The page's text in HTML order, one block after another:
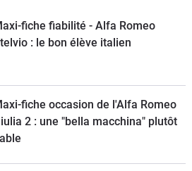
fiche fiabilité - Alfa Romeo
: le bon élève italien
fiche occasion de l'Alfa Romeo
2 : une "bella macchina" plutôt